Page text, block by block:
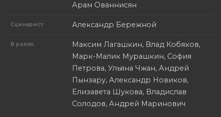
Арам Ованнисян
Сценарист Александр Бережной
В ролях
Максим Лагашкин, Влад Кобяков,
Марк-Малик Мурашкин, София
Петрова, Ульяна Чжан, Андрей
Пынзару, Александр Новиков,
Елизавета Шукова, Владислав
Солодов, Андрей Маринович